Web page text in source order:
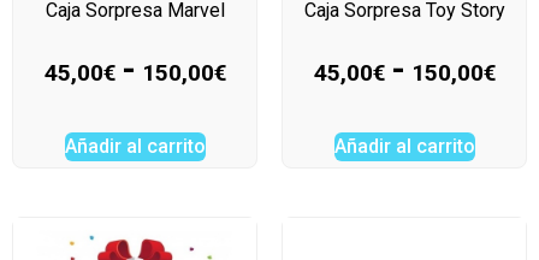
Caja Sorpresa Marvel
45,00€ - 150,00€
Añadir al carrito
Caja Sorpresa Toy Story
45,00€ - 150,00€
Añadir al carrito